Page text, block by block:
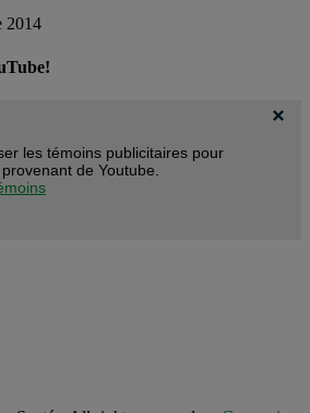
2014
les témoins publicitaires pour
de Youtube.